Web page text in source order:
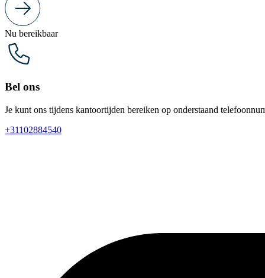
Nu bereikbaar
Bel ons
Je kunt ons tijdens kantoortijden bereiken op onderstaand
+31102884540